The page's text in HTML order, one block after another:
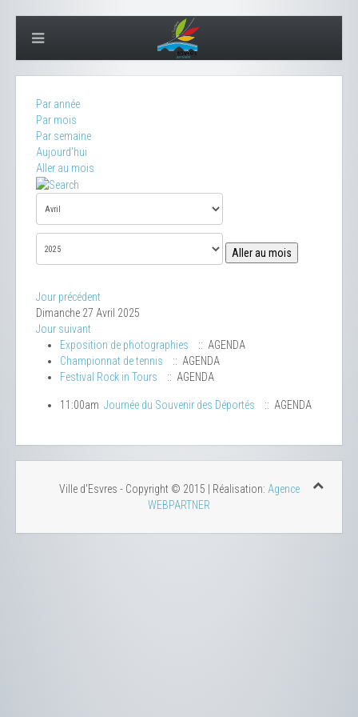
Par année
Par mois
Par semaine
Aujourd'hui
Aller au mois
Aller au mois
Jour précédent
Dimanche 27 Avril 2025
Jour suivant
Exposition de photographies
:: AGENDA
Championnat de tennis
:: AGENDA
Festival Rock in Tours
:: AGENDA
11:00am Journée du Souvenir des Déportés :: AGENDA
Ville d'Esvres - Copyright © 2015 | Réalisation: Agence
WEBPARTNER